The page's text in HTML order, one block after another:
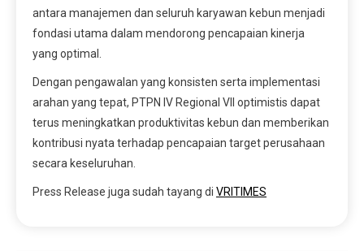
antara manajemen dan seluruh karyawan kebun menjadi
fondasi utama dalam mendorong pencapaian kinerja
yang optimal.
Dengan pengawalan yang konsisten serta implementasi
arahan yang tepat, PTPN IV Regional VII optimistis dapat
terus meningkatkan produktivitas kebun dan memberikan
kontribusi nyata terhadap pencapaian target perusahaan
secara keseluruhan.
Press Release juga sudah tayang di VRITIMES